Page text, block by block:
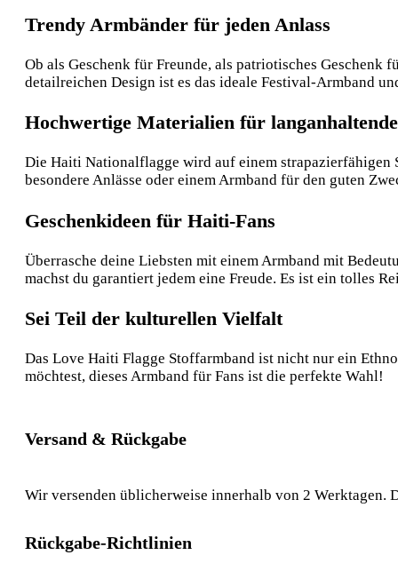
Trendy Armbänder für jeden Anlass
Ob als Geschenk für Freunde, als patriotisches
detailreichen Design ist es das ideale Festival-Armband
Hochwertige Materialien für
Die Haiti Nationalflagge wird auf einem strapazierfähigen
besondere Anlässe oder einem Armband für den guten
Geschenkideen für Haiti-Fans
Überrasche deine Liebsten mit einem Armband mit
machst du garantiert jedem eine Freude. Es ist ein tolles
Sei Teil der kulturellen Vielfalt
Das Love Haiti Flagge Stoffarmband ist nicht nur ein
möchtest, dieses Armband für Fans ist die perfekte Wahl!
Versand & Rückgabe
Wir versenden üblicherweise innerhalb von 2 Werktagen.
Rückgabe-Richtlinien